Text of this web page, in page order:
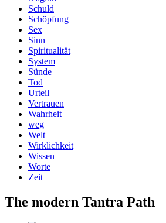
Schuld
Schöpfung
Sex
Sinn
Spiritualität
System
Sünde
Tod
Urteil
Vertrauen
Wahrheit
weg
Welt
Wirklichkeit
Wissen
Worte
Zeit
The modern Tantra Path